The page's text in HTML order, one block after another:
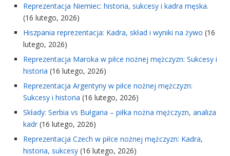
Reprezentacja Niemiec: historia, sukcesy i kadra męska.
(16 lutego, 2026)
Hiszpania reprezentacja: Kadra, skład i wyniki na żywo (16
lutego, 2026)
Reprezentacja Maroka w piłce nożnej mężczyzn: Sukcesy i
historia (16 lutego, 2026)
Reprezentacja Argentyny w piłce nożnej mężczyzn:
Sukcesy i historia (16 lutego, 2026)
Składy: Serbia vs Bułgaria – piłka nożna mężczyzn, analiza
kadr (16 lutego, 2026)
Reprezentacja Czech w piłce nożnej mężczyzn: Kadra,
historia, sukcesy (16 lutego, 2026)